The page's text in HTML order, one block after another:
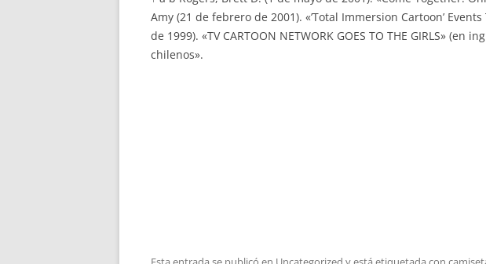
Amy (21 de febrero de 2001). «’Total Immersion Cartoon’
de 1999). «TV CARTOON NETWORK GOES TO THE GIRLS»
chilenos».